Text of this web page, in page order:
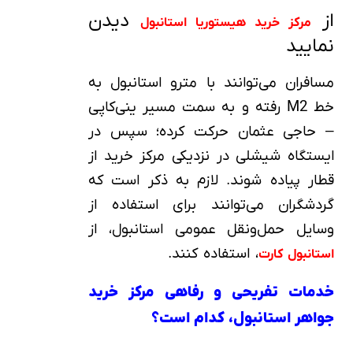
از مرکز خرید هیستوریا استانبول
دیدن
نمایید
مسافران می‌توانند با مترو استانبول به
خط M2 رفته و به سمت مسیر ینی‌کاپی
– حاجی عثمان حرکت کرده؛ سپس در
ایستگاه شیشلی در نزدیکی مرکز خرید از
قطار پیاده شوند. لازم به ذکر است که
گردشگران می‌توانند برای استفاده از
وسایل حمل‌ونقل عمومی استانبول، از
استانبول کارت، استفاده کنند.
خدمات تفریحی و رفاهی مرکز خرید
جواهر استانبول، کدام است؟